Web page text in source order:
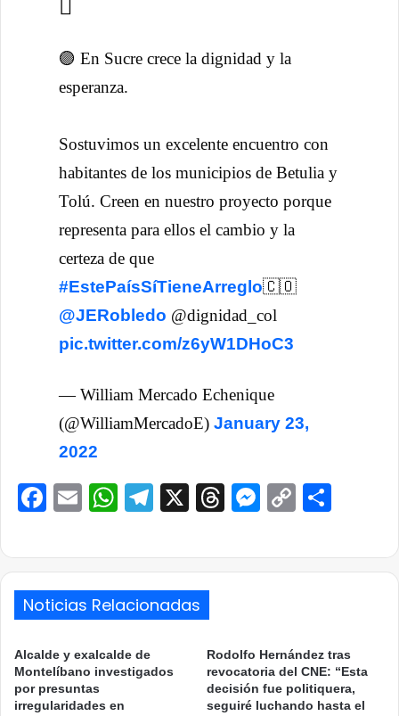
🟣 En Sucre crece la dignidad y la
esperanza.
Sostuvimos un excelente encuentro con
habitantes de los municipios de Betulia y
Tolú. Creen en nuestro proyecto porque
representa para ellos el cambio y la
certeza de que
#EstePaísSíTieneArreglo🇨🇴
@JERobledo @dignidad_col
pic.twitter.com/z6yW1DHoC3
— William Mercado Echenique
(@WilliamMercadoE) January 23,
2022
Facebook
EmailWhatsApp
Telegram
X ThreadsCopy
Noticias Relacionadas
Alcalde y exalcalde de
Montelíbano investigados
por presuntas
irregularidades en
Rodolfo Hernández tras
revocatoria del CNE: “Esta
decisión fue politiquera,
seguiré luchando hasta el